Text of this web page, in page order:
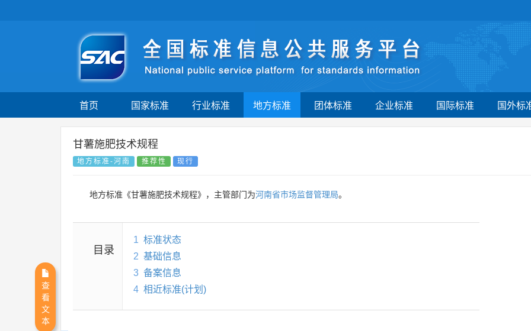
首页 国家标准 行业标准 地方标准 团体标准 企业标准 国际标准 国外标
甘薯施肥技术规程
地方标准-河南 推荐性 现行
地方标准《甘薯施肥技术规程》，主管部门为河南省市场监督管理局。
目录
1 标准状态
2 基础信息
3 备案信息
4 相近标准(计划)
查
看
文
本